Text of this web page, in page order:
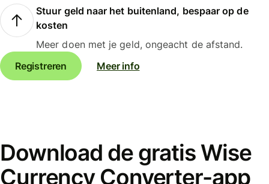
Stuur geld naar het buitenland, bespaar op de
kosten
Meer doen met je geld, ongeacht de afstand.
Registreren
Meer info
Download de gratis Wise
Currency Converter-app